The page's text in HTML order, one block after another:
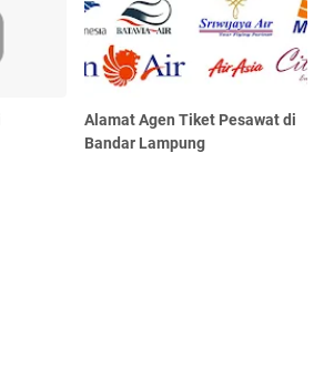
Alamat Agen Tiket Pesawat di
Bandar Lampung